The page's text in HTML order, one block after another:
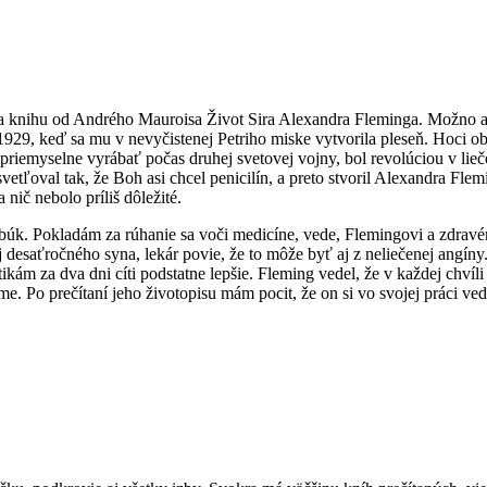
od Andrého Mauroisa Život Sira Alexandra Fleminga. Možno
keď sa mu v nevyčistenej Petriho miske vytvorila pleseň. Hoci
vyrábať počas druhej svetovej vojny, bol revolúciou v
tak, že Boh asi chcel penicilín, a preto stvoril Alexandra
nič nebolo príliš dôležité.
Pokladám za rúhanie sa voči medicíne, vede, Flemingovi a
syna, lekár povie, že to môže byť aj z neliečenej
za dva dni cíti podstatne lepšie. Fleming vedel, že v každej
Po prečítaní jeho životopisu mám pocit, že on si vo svojej práci